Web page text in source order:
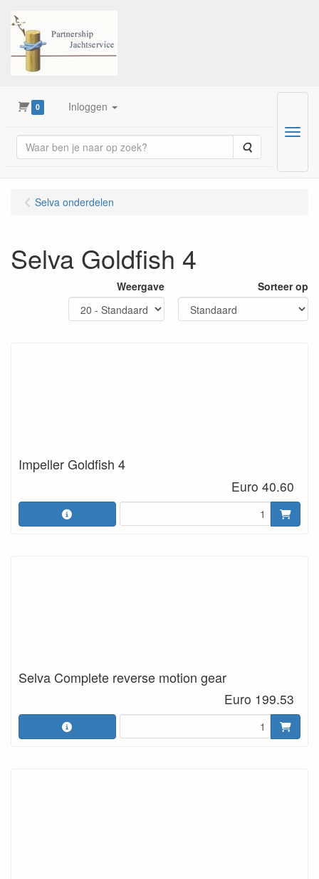
0 Inloggen
Zoeken
Menu
Selva onderdelen
Selva Goldfish 4
Weergave Sorteer op
Impeller Goldfish 4
Euro 40.60
Selva Complete reverse motion gear
Euro 199.53